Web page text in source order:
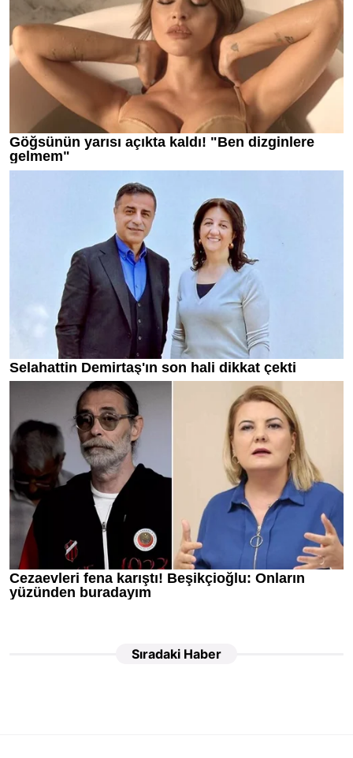
Sıradaki Haber